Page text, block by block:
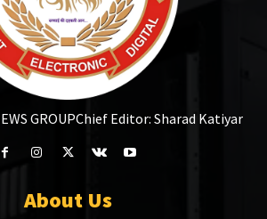
GROUPChief Editor: Sharad Katiyar
About Us